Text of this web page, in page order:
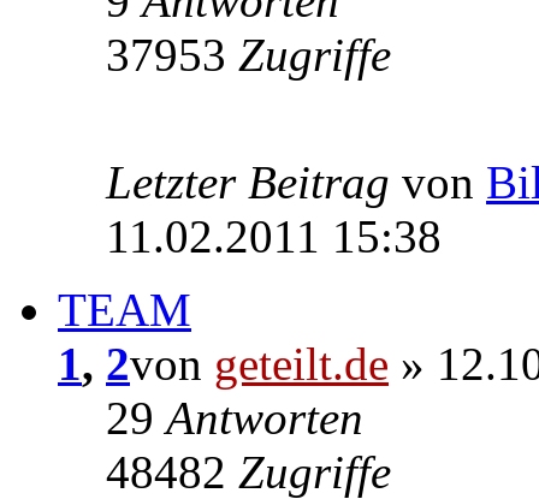
37953 Zugriffe
Letzter Beitrag von
11.02.2011 15:38
TEAM
1, 2von geteilt.de »
29Antworten
48482 Zugriffe